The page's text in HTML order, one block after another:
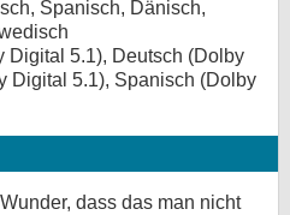
Spanisch, Dänisch,
Digital 5.1), Deutsch (Dolby
Digital 5.1), Spanisch (Dolby
dass das man nicht